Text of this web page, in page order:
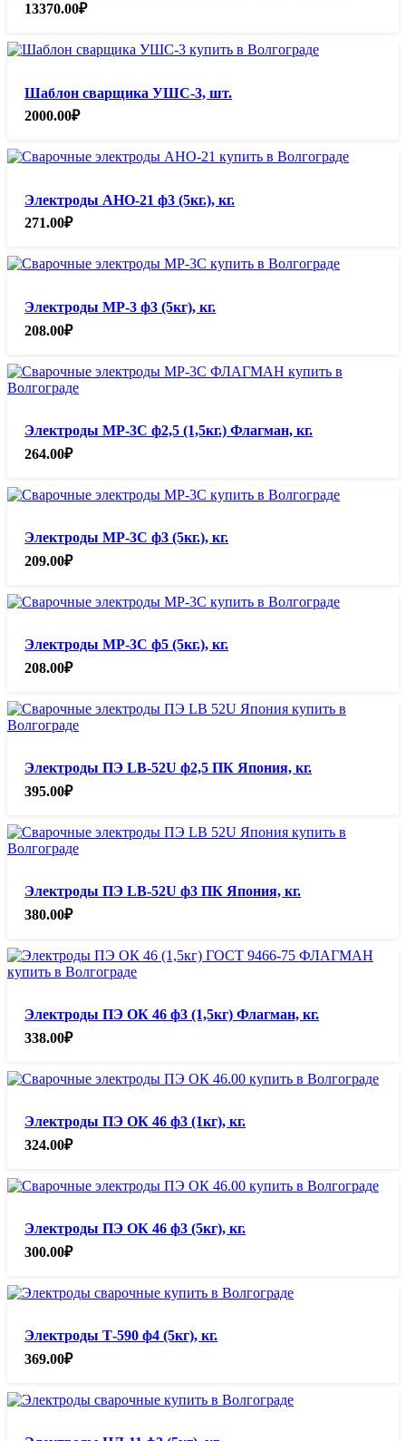
13370.00₽
Шаблон сварщика УШС-3, шт.
2000.00₽
Электроды АНО-21 ф3 (5кг.), кг.
271.00₽
Электроды МР-3 ф3 (5кг), кг.
208.00₽
Электроды МР-3С ф2,5 (1,5кг.) Флагман, кг.
264.00₽
Электроды МР-3С ф3 (5кг.), кг.
209.00₽
Электроды МР-3С ф5 (5кг.), кг.
208.00₽
Электроды ПЭ LB-52U ф2,5 ПК Япония, кг.
395.00₽
Электроды ПЭ LB-52U ф3 ПК Япония, кг.
380.00₽
Электроды ПЭ ОК 46 ф3 (1,5кг) Флагман, кг.
338.00₽
Электроды ПЭ ОК 46 ф3 (1кг), кг.
324.00₽
Электроды ПЭ ОК 46 ф3 (5кг), кг.
300.00₽
Электроды Т-590 ф4 (5кг), кг.
369.00₽